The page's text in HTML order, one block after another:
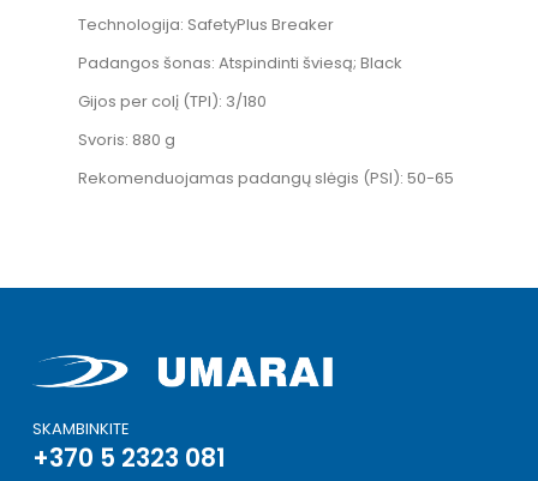
Technologija: SafetyPlus Breaker
Padangos šonas: Atspindinti šviesą; Black
Gijos per colį (TPI): 3/180
Svoris: 880 g
Rekomenduojamas padangų slėgis (PSI): 50-65
SKAMBINKITE
+370 5 2323 081